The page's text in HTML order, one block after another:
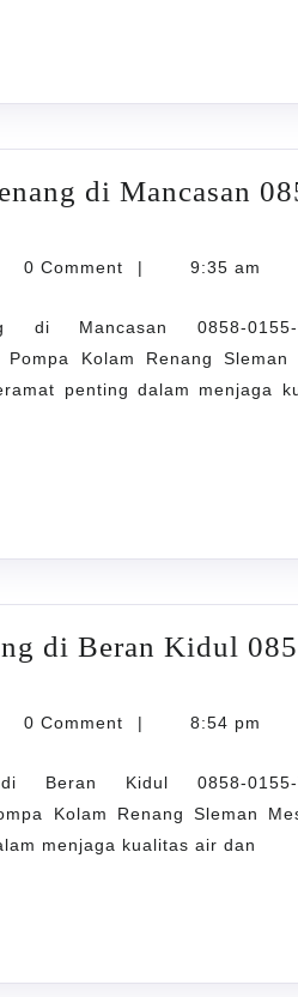
di Mancasan
0 Comment | 9:35 am
di Mancasan 0858-
Kolam Renang Sleman
penting dalam menjaga
di Beran Kidul
0 Comment | 8:54 pm
Beran Kidul 0858-
Kolam Renang Sleman
menjaga kualitas air dan